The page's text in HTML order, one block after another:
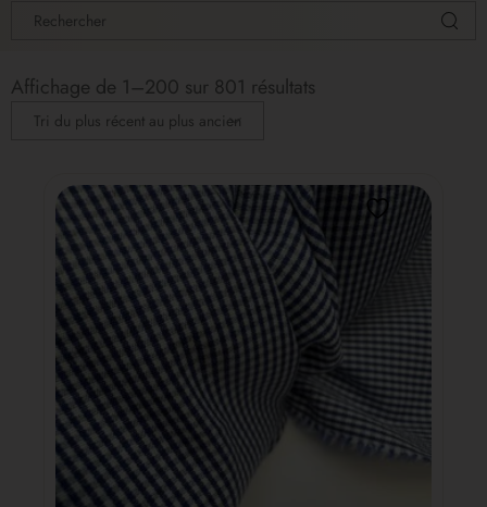
Affichage de 1–200 sur 801 résultats